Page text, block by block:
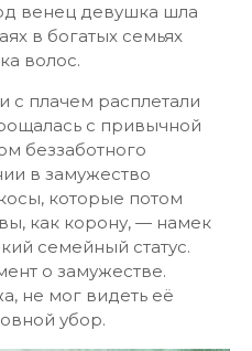
венец девушка шла
в богатых семьях
волос.
с плачем расплетали
с привычной
беззаботного
в замужество
которые потом
как корону, — намек
семейный статус.
о замужестве.
не мог видеть её
убор.